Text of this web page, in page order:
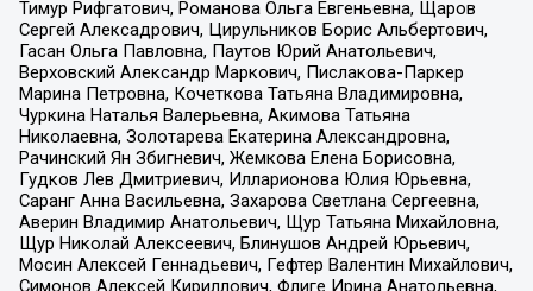
Тимур Рифгатович, Романова Ольга Евгеньевна, Щаров
Сергей Алексадрович, Цирульников Борис Альбертович,
Гасан Ольга Павловна, Паутов Юрий Анатольевич,
Верховский Александр Маркович, Пислакова-Паркер
Марина Петровна, Кочеткова Татьяна Владимировна,
Чуркина Наталья Валерьевна, Акимова Татьяна
Николаевна, Золотарева Екатерина Александровна,
Рачинский Ян Збигневич, Жемкова Елена Борисовна,
Гудков Лев Дмитриевич, Илларионова Юлия Юрьевна,
Саранг Анна Васильевна, Захарова Светлана Сергеевна,
Аверин Владимир Анатольевич, Щур Татьяна Михайловна,
Щур Николай Алексеевич, Блинушов Андрей Юрьевич,
Мосин Алексей Геннадьевич, Гефтер Валентин Михайлович,